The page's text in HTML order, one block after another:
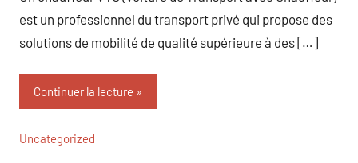
est un professionnel du transport privé qui propose des
solutions de mobilité de qualité supérieure à des […]
Continuer la lecture
Uncategorized